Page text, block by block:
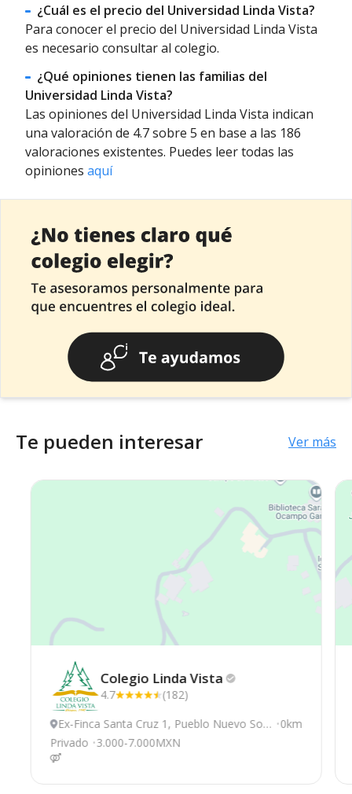
¿Cuál es el precio del Universidad Linda Vista?
Para conocer el precio del Universidad Linda Vista
es necesario consultar al colegio.
¿Qué opiniones tienen las familias del
Universidad Linda Vista?
Las opiniones del Universidad Linda Vista indican
una valoración de 4.7 sobre 5 en base a las 186
valoraciones existentes. Puedes leer todas las
opiniones aquí
Te pueden interesar Ver más
Colegio LindaVista
4.7
(182)
Ex-Finca Santa Cruz 1, Pueblo Nuevo Soli
stahuacán
0km
Privado
3.000-7.000MXN